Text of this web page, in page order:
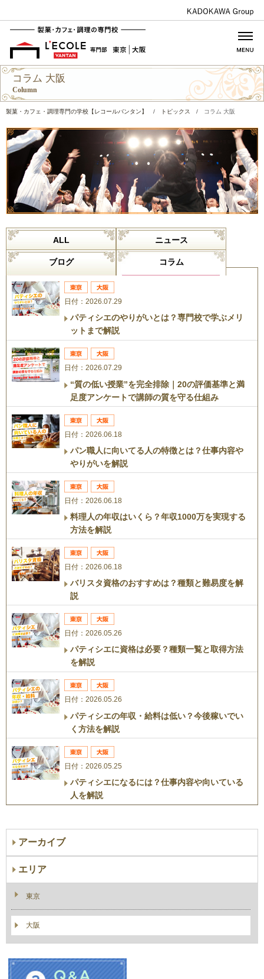
コラム 大阪
Column
製菓・カフェ・調理専門の学校【レコールバンタン】 / トピックス / コラム 大阪
ALL ニュース
ブログ コラム
日付：2026.07.29
パティシエのやりがいとは？専門校で学ぶメリ
ットまで解説
日付：2026.07.29
“質の低い授業”を完全排除｜20の評価基準と満
足度アンケートで講師の質を守る仕組み
日付：2026.06.18
パン職人に向いてる人の特徴とは？仕事内容や
やりがいを解説
日付：2026.06.18
料理人の年収はいくら？年収1000万を実現する
方法を解説
日付：2026.06.18
バリスタ資格のおすすめは？種類と難易度を解
説
日付：2026.05.26
パティシエに資格は必要？種類一覧と取得方法
を解説
日付：2026.05.26
パティシエの年収・給料は低い？今後稼いでい
く方法を解説
日付：2026.05.25
パティシエになるには？仕事内容や向いている
人を解説
アーカイブ
エリア
東京
大阪